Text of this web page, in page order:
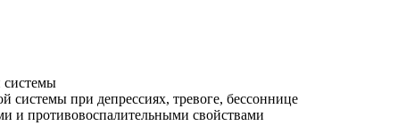
системы
системы при депрессиях, тревоге, бессоннице
и противовоспалительными свойствами